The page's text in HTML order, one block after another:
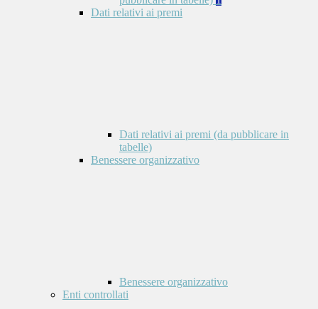
Dati relativi ai premi
Dati relativi ai premi (da pubblicare in
tabelle)
Benessere organizzativo
Benessere organizzativo
Enti controllati